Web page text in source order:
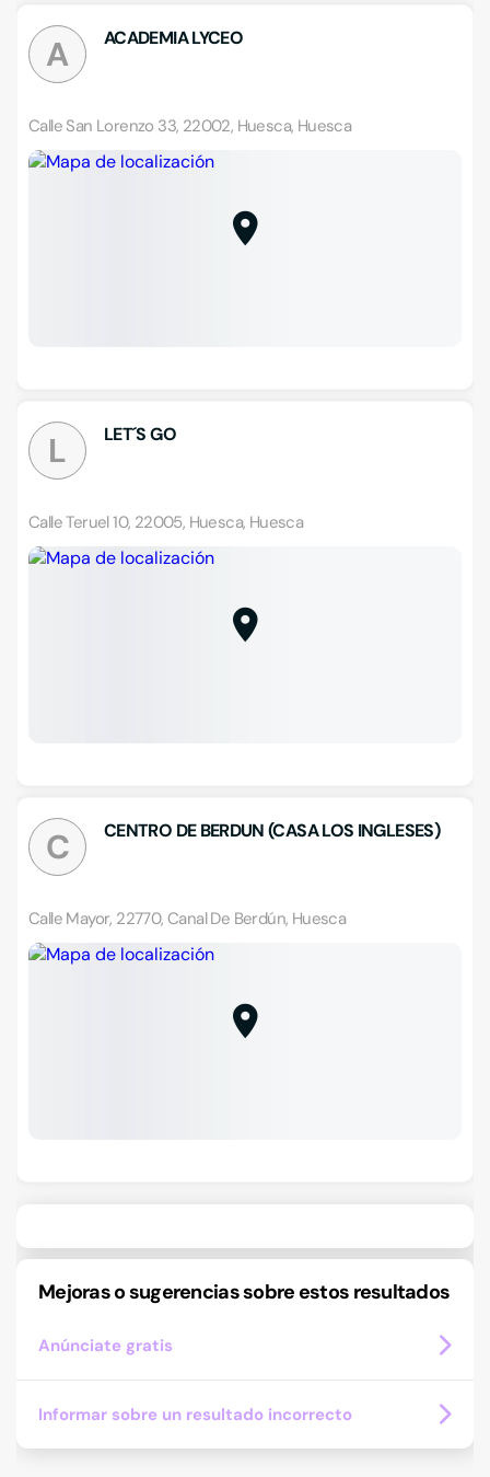
A ACADEMIA LYCEO
Calle San Lorenzo 33, 22002, Huesca, Huesca
L LET´S GO
Calle Teruel 10, 22005, Huesca, Huesca
C CENTRO DE BERDUN (CASA LOS INGLESES)
Calle Mayor, 22770, Canal De Berdún, Huesca
Mejoras o sugerencias sobre estos resultados
Anúnciate gratis
Informar sobre un resultado incorrecto